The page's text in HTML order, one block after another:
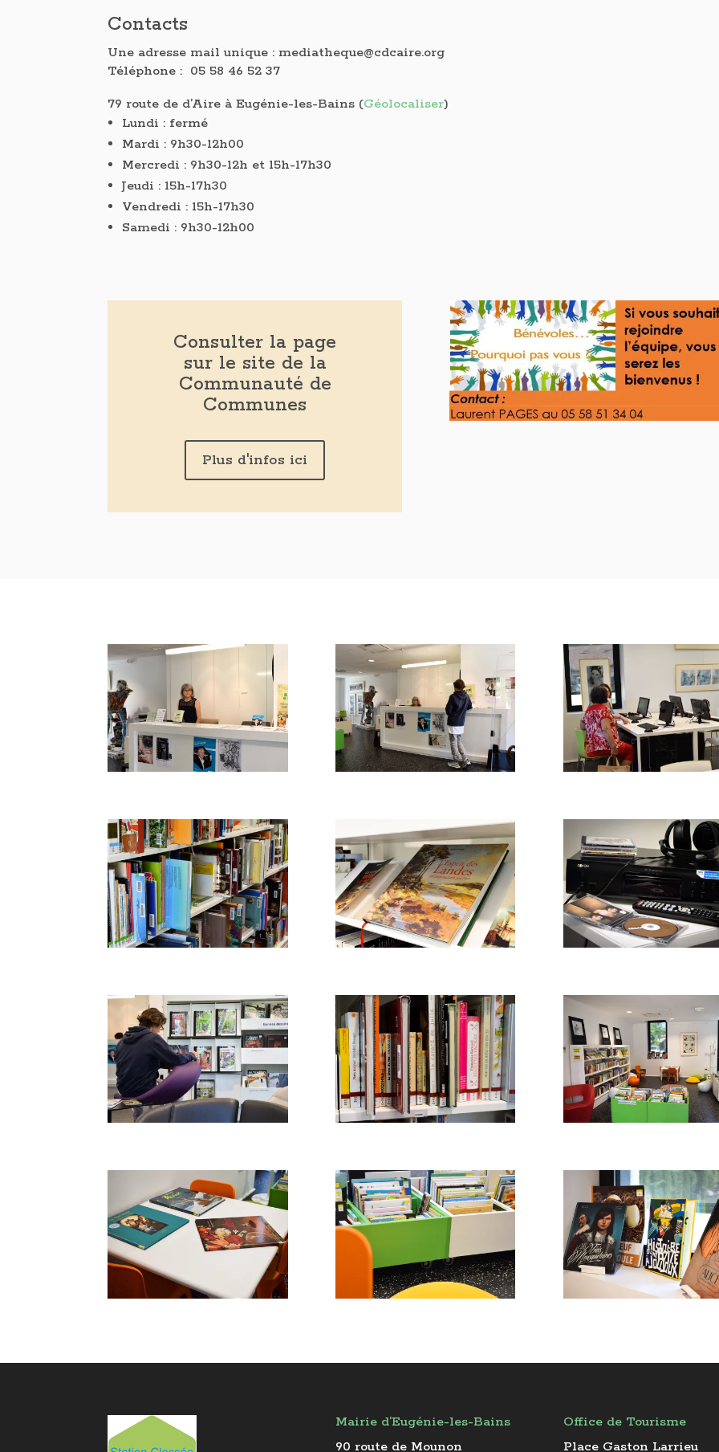
Contacts
Une adresse mail unique : mediatheque@cdcaire.org
Téléphone : 05 58 46 52 37
79 route de d’Aire à Eugénie-les-Bains (Géolocaliser)
Lundi : fermé
Mardi : 9h30-12h00
Mercredi : 9h30-12h et 15h-17h30
Jeudi : 15h-17h30
Vendredi : 15h-17h30
Samedi : 9h30-12h00
Consulter la page
sur le site de la
Communauté de
Communes
Plus d'infos ici
Mairie d’Eugénie-les-Bains
90 route de Mounon
Office de Tourisme
Place Gaston Larrieu